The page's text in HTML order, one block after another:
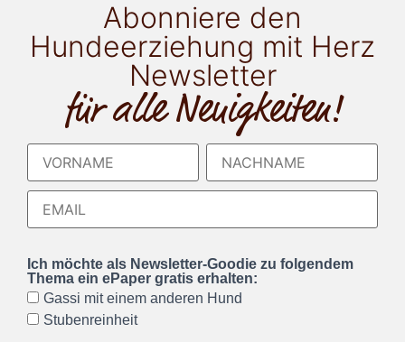
Abonniere den
Hundeerziehung mit Herz
Newsletter
für alle Neuigkeiten!
Ich möchte als Newsletter-Goodie zu folgendem
Thema ein ePaper gratis erhalten:
Gassi mit einem anderen Hund
Stubenreinheit